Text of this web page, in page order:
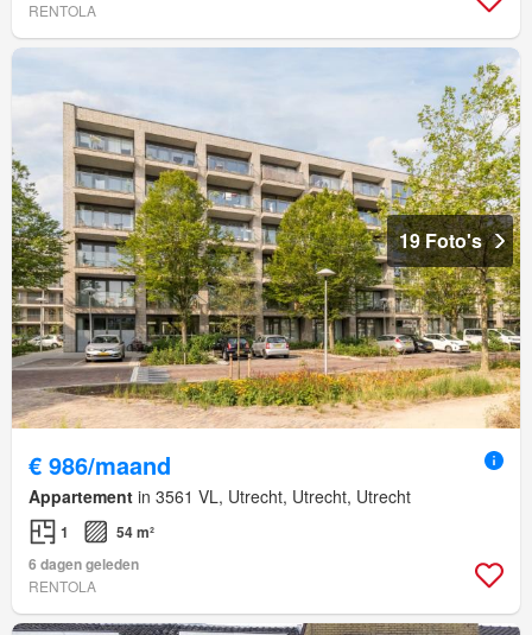
RENTOLA
19 Foto's
€ 986/maand
Appartement in 3561 VL, Utrecht, Utrecht, Utrecht
1
54 m²
6 dagen geleden
RENTOLA